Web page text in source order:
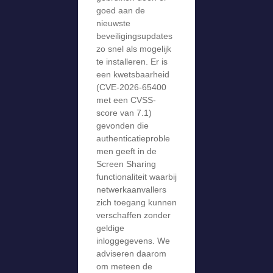
goed aan de
nieuwste
beveiligingsupdates
zo snel als mogelijk
te installeren. Er is
een kwetsbaarheid
(CVE-2026-65400
met een CVSS-
score van 7.1)
gevonden die
authenticatieproble
men geeft in de
Screen Sharing
functionaliteit waarbij
netwerkaanvallers
zich toegang kunnen
verschaffen zonder
geldige
inloggegevens. We
adviseren daarom
om meteen de